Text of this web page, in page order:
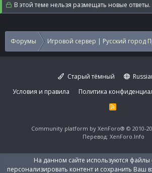
В этой теме нельзя размещать новые ответы.
Форумы Игровой сервер | Русский город
Старый тёмный
Условия и правила
Политика
R
S
Community platform by XenForo® © 2010-
Перевод: XenForo.Info
На данном сайте используются файлы
персонализировать контент и сохранить Ваш